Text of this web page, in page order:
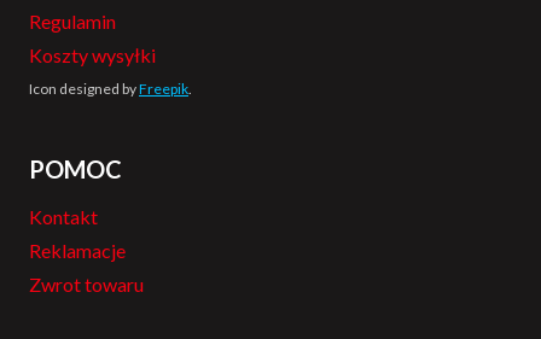
Regulamin
Koszty wysyłki
Icon designed byFreepik.
POMOC
Kontakt
Reklamacje
Zwrot towaru